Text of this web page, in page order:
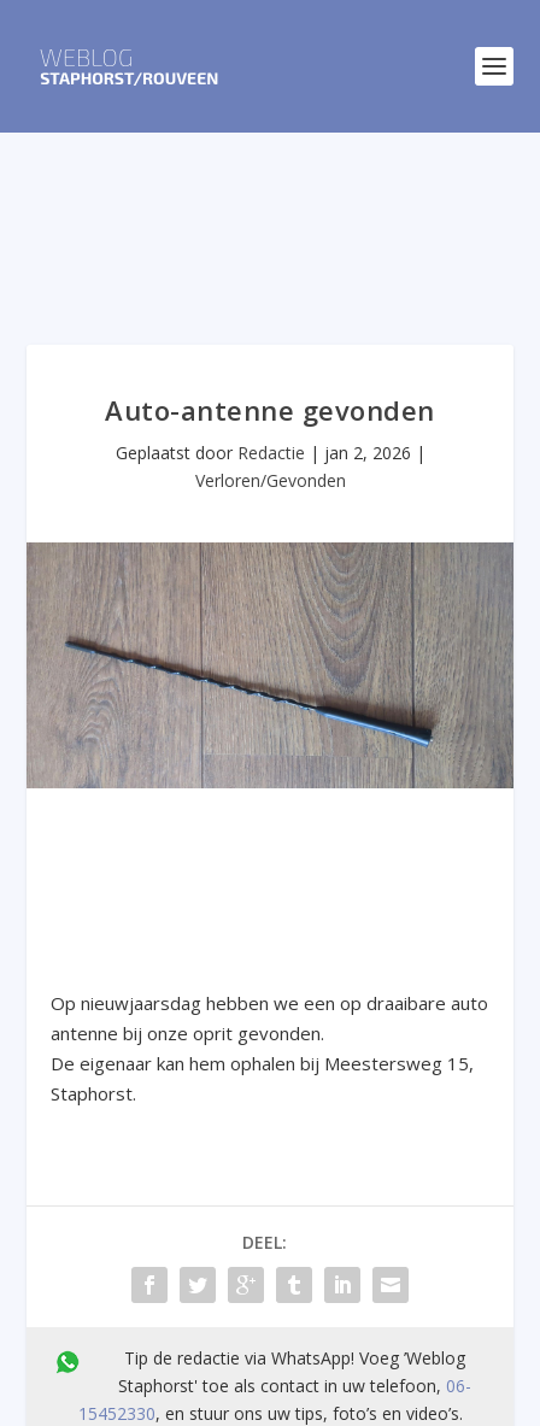
Auto-antenne gevonden
Geplaatst door Redactie | jan 2, 2026 |
Verloren/Gevonden
Op nieuwjaarsdag hebben we een op draaibare auto
antenne bij onze oprit gevonden.
De eigenaar kan hem ophalen bij Meestersweg 15,
Staphorst.
DEEL:
Tip de redactie via WhatsApp! Voeg ’Weblog
Staphorst' toe als contact in uw telefoon, 06-
15452330, en stuur ons uw tips, foto’s en video’s.